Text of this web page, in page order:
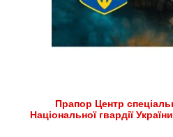
Прапор Центр
Національної гвардії